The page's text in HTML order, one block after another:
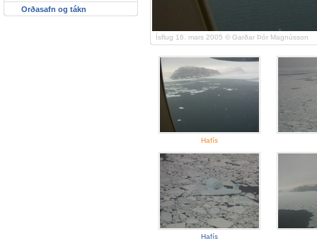
Ísflug 16. mars 2005 © Garðar Þór Magnússon
Hafís
Hafís
Orðasafn og tákn